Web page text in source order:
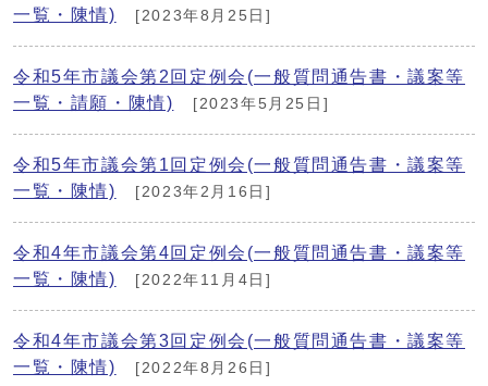
一覧・陳情)
[2023年8月25日]
令和5年市議会第2回定例会(一般質問通告書・議案等
一覧・請願・陳情)
[2023年5月25日]
令和5年市議会第1回定例会(一般質問通告書・議案等
一覧・陳情)
[2023年2月16日]
令和4年市議会第4回定例会(一般質問通告書・議案等
一覧・陳情)
[2022年11月4日]
令和4年市議会第3回定例会(一般質問通告書・議案等
一覧・陳情)
[2022年8月26日]